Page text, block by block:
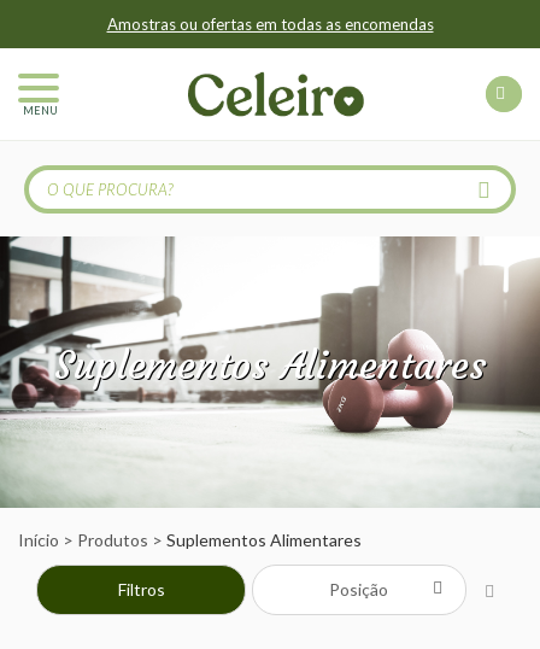
Amostras ou ofertas em todas as encomendas
MENU
Suplementos Alimentares
Início Produtos Suplementos Alimentares
Filtros